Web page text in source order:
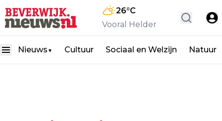
26°C
Vooral Helder
Nieuws ▼ Cultuur Sociaal en Welzijn Natuur